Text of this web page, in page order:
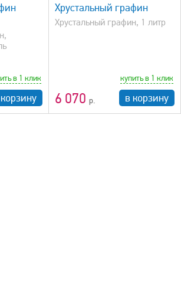
в 1 клик
Хрустальный графин
Хрустальный графин, 1 литр
6 070
купить в 1 клик
в корзину